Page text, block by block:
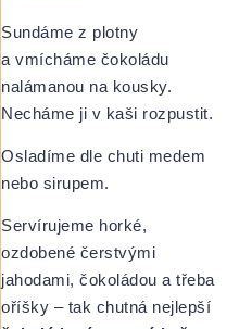
Sundáme z plotny
a vmícháme čokoládu
nalámanou na kousky.
Necháme ji v kaši rozpustit.
Osladíme dle chuti medem
nebo sirupem.
Servírujeme horké,
ozdobené čerstvými
jahodami, čokoládou a třeba
oříšky – tak chutná nejlepší